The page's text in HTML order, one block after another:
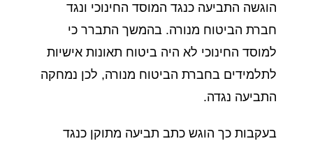
הוגשה התביעה כנגד המוסד החינוכי ונגד
חברת הביטוח מנורה. בהמשך התברר כי
למוסד החינוכי לא היה ביטוח תאונות אישיות
לתלמידים בחברת הביטוח מנורה, לכן נמחקה
התביעה נגדה.
בעקבות כך הוגש כתב תביעה מתוקן כנגד